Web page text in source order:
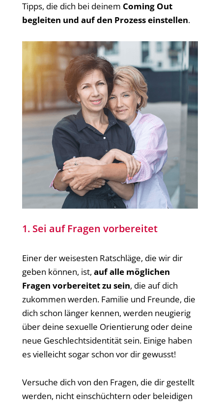
Tipps, die dich bei deinem Coming Out
begleiten und auf den Prozess einstellen.
1. Sei auf Fragen vorbereitet
Einer der weisesten Ratschläge, die wir dir
geben können, ist, auf alle möglichen
Fragen vorbereitet zu sein, die auf dich
zukommen werden. Familie und Freunde, die
dich schon länger kennen, werden neugierig
über deine sexuelle Orientierung oder deine
neue Geschlechtsidentität sein. Einige haben
es vielleicht sogar schon vor dir gewusst!
Versuche dich von den Fragen, die dir gestellt
werden, nicht einschüchtern oder beleidigen